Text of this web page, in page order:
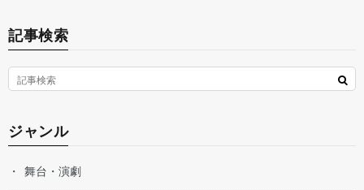
記事検索
ジャンル
舞台・演劇